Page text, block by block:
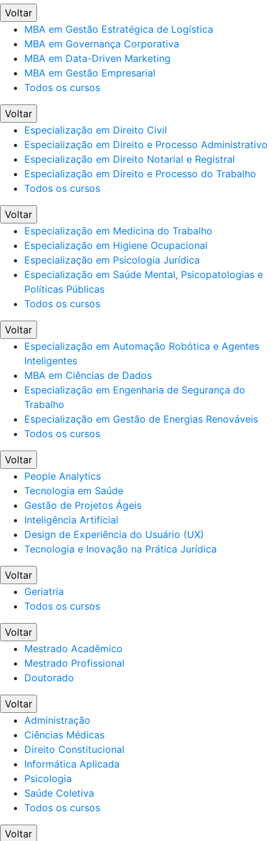
Voltar
MBA em Gestão Estratégica de Logística
MBA em Governança Corporativa
MBA em Data-Driven Marketing
MBA em Gestão Empresarial
Todos os cursos
Voltar
Especialização em Direito Civil
Especialização em Direito e Processo Administrativo
Especialização em Direito Notarial e Registral
Especialização em Direito e Processo do Trabalho
Todos os cursos
Voltar
Especialização em Medicina do Trabalho
Especialização em Higiene Ocupacional
Especialização em Psicologia Jurídica
Especialização em Saúde Mental, Psicopatologias e
Políticas Públicas
Todos os cursos
Voltar
Especialização em Automação Robótica e Agentes
Inteligentes
MBA em Ciências de Dados
Especialização em Engenharia de Segurança do
Trabalho
Especialização em Gestão de Energias Renováveis
Todos os cursos
Voltar
People Analytics
Tecnologia em Saúde
Gestão de Projetos Ágeis
Inteligência Artificial
Design de Experiência do Usuário (UX)
Tecnologia e Inovação na Prática Jurídica
Voltar
Geriatria
Todos os cursos
Voltar
Mestrado Acadêmico
Mestrado Profissional
Doutorado
Voltar
Administração
Ciências Médicas
Direito Constitucional
Informática Aplicada
Psicologia
Saúde Coletiva
Todos os cursos
Voltar